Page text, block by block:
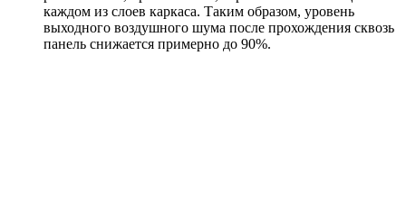
каждом из слоев каркаса. Таким образом, уровень
выходного воздушного шума после прохождения сквозь
панель снижается примерно до 90%.